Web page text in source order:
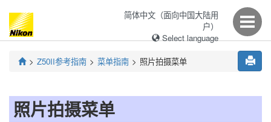
简体中文（面向中国大陆用
户）
Select language
Z50II参考指南 菜单指南 照片拍摄菜单
照片拍摄菜单